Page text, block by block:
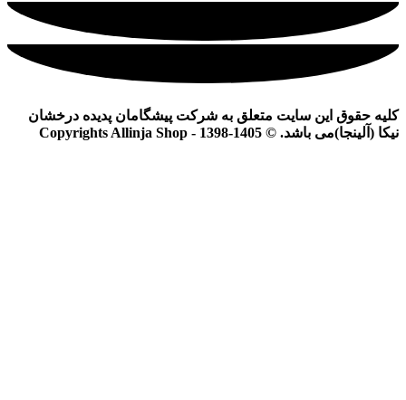
کلیه حقوق این سایت متعلق به شرکت پیشگامان پدیده درخشان
نیکا (آلینجا)می باشد. © Copyrights Allinja Shop - 1398-1405